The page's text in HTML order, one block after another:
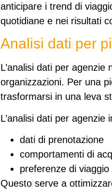
anticipare i trend di
quotidiane e nei risultati
Analisi dati per
L’analisi dati per
organizzazioni. Per una
trasformarsi in una leva
L’analisi dati per agenzie
dati di prenotazione
comportamenti di
preferenze di viaggio
Questo serve a